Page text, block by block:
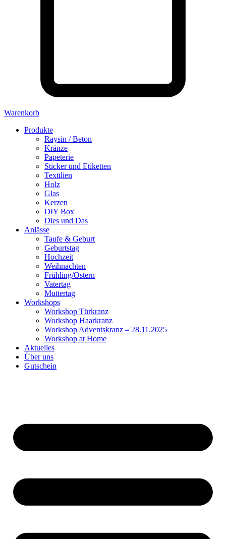
Warenkorb
Produkte
Raysin / Beton
Kränze
Papeterie
Sticker und Etiketten
Textilien
Holz
Glas
Kerzen
DIY Box
Dies und Das
Anlässe
Taufe & Geburt
Geburtstag
Hochzeit
Weihnachten
Frühling/Ostern
Vatertag
Muttertag
Workshops
Workshop Türkranz
Workshop Haarkranz
Workshop Adventskranz – 28.11.2025
Workshop at Home
Aktuelles
Über uns
Gutschein